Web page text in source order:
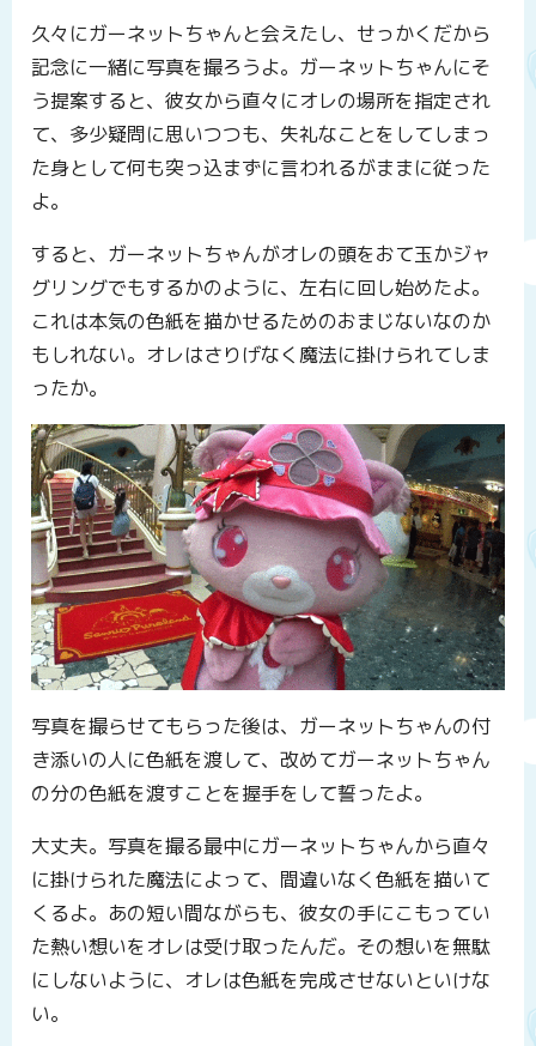
久々にガーネットちゃんと会えたし、せっかくだから
記念に一緒に写真を撮ろうよ。ガーネットちゃんにそ
う提案すると、彼女から直々にオレの場所を指定され
て、多少疑問に思いつつも、失礼なことをしてしまっ
た身として何も突っ込まずに言われるがままに従った
よ。
すると、ガーネットちゃんがオレの頭をおて玉かジャ
グリングでもするかのように、左右に回し始めたよ。
これは本気の色紙を描かせるためのおまじないなのか
もしれない。オレはさりげなく魔法に掛けられてしま
ったか。
写真を撮らせてもらった後は、ガーネットちゃんの付
き添いの人に色紙を渡して、改めてガーネットちゃん
の分の色紙を渡すことを握手をして誓ったよ。
大丈夫。写真を撮る最中にガーネットちゃんから直々
に掛けられた魔法によって、間違いなく色紙を描いて
くるよ。あの短い間ながらも、彼女の手にこもってい
た熱い想いをオレは受け取ったんだ。その想いを無駄
にしないように、オレは色紙を完成させないといけな
い。